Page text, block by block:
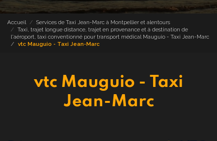
Accueil
Services de Taxi Jean-Marc à Montpellier et alentours
Taxi, trajet longue distance, trajet en provenance et à destination de
l'aéroport, taxi conventionné pour transport médical Mauguio - Taxi Jean-Marc
vtc Mauguio - Taxi Jean-Marc
vtc Mauguio - Taxi
Jean-Marc